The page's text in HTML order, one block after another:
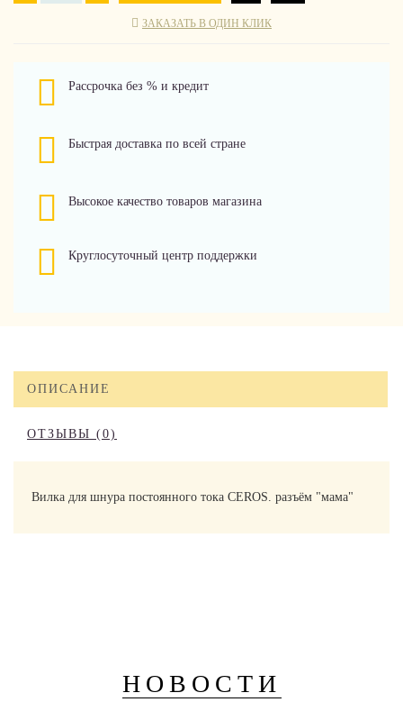
ЗАКАЗАТЬ В ОДИН КЛИК
Рассрочка без % и кредит
Быстрая доставка по всей стране
Высокое качество товаров магазина
Круглосуточный центр поддержки
ОПИСАНИЕ
ОТЗЫВЫ (0)
Вилка для шнура постоянного тока CEROS. разъём "мама"
НОВОСТИ